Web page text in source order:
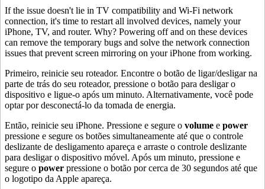
If the issue doesn't lie in TV compatibility and Wi-Fi network
connection, it's time to restart all involved devices, namely your
iPhone, TV, and router. Why? Powering off and on these devices
can remove the temporary bugs and solve the network connection
issues that prevent screen mirroring on your iPhone from working.
Primeiro, reinicie seu roteador. Encontre o botão de ligar/desligar na
parte de trás do seu roteador, pressione o botão para desligar o
dispositivo e ligue-o após um minuto. Alternativamente, você pode
optar por desconectá-lo da tomada de energia.
Então, reinicie seu iPhone. Pressione e segure o volume e power
pressione e segure os botões simultaneamente até que o controle
deslizante de desligamento apareça e arraste o controle deslizante
para desligar o dispositivo móvel. Após um minuto, pressione e
segure o power pressione o botão por cerca de 30 segundos até que
o logotipo da Apple apareça.